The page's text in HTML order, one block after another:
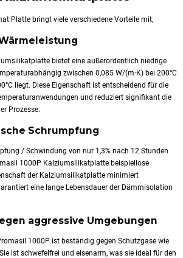
Platte bringt viele verschiedene Vorteile mit,
bietet eine außerordentlich niedrige
zwischen 0,085 W/(m·K) bei 200°C
liegt. Diese Eigenschaft ist entscheidend für die
und reduziert signifikant die
Prozesse.
Schrumpfung
/ Schwindung von nur 1,3% nach 12 Stunden
1000P Kalziumsilikatplatte beispiellose
der Kalziumsilikatplatte minimiert
eine lange Lebensdauer der Dämmisolation
aggressive Umgebungen
1000P ist beständig gegen Schutzgase wie
Sie ist schwefelfrei und eisenarm, was sie ideal für den